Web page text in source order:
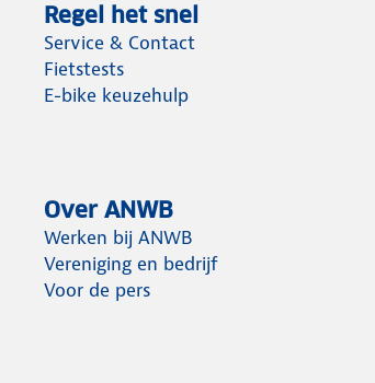
Regel het snel
Service & Contact
Fietstests
E-bike keuzehulp
Over ANWB
Werken bij ANWB
Vereniging en bedrijf
Voor de pers